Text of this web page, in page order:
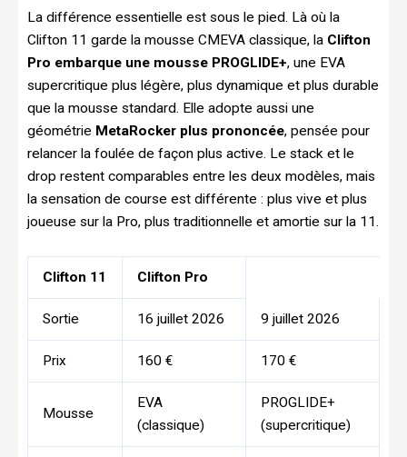
La différence essentielle est sous le pied. Là où la
Clifton 11 garde la mousse CMEVA classique, la Clifton
Pro embarque une mousse PROGLIDE+, une EVA
supercritique plus légère, plus dynamique et plus durable
que la mousse standard. Elle adopte aussi une
géométrie MetaRocker plus prononcée, pensée pour
relancer la foulée de façon plus active. Le stack et le
drop restent comparables entre les deux modèles, mais
la sensation de course est différente : plus vive et plus
joueuse sur la Pro, plus traditionnelle et amortie sur la 11.
Clifton 11 Clifton Pro
Sortie 16 juillet 2026 9 juillet 2026
Prix 160 € 170 €
Mousse
EVA
(classique)
PROGLIDE+
(supercritique)